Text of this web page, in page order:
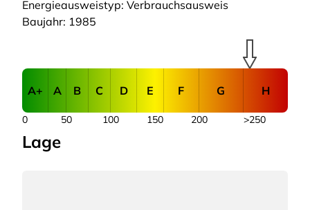
Energieausweistyp: Verbrauchsausweis
Baujahr: 1985
A+ A B C D E F G H
50 100 150 200
0 >250
Lage